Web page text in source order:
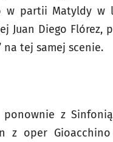
w partii Matyldy w
Juan Diego
na tej samej scenie.
ponownie z
z oper Gioacchino